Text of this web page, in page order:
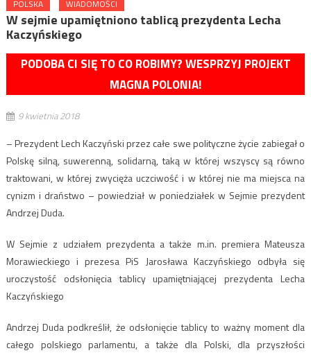
POLSKA WIADOMOŚCI
W sejmie upamiętniono tablicą prezydenta Lecha
Kaczyńskiego
PODOBA CI SIĘ TO CO ROBIMY? WESPRZYJ PROJEKT
MAGNA POLONIA!
9 kwietnia 2018
– Prezydent Lech Kaczyński przez całe swe polityczne życie zabiegał o
Polskę silną, suwerenną, solidarną, taką w której wszyscy są równo
traktowani, w której zwycięża uczciwość i w której nie ma miejsca na
cynizm i draństwo – powiedział w poniedziałek w Sejmie prezydent
Andrzej Duda.
W Sejmie z udziałem prezydenta a także m.in. premiera Mateusza
Morawieckiego i prezesa PiS Jarosława Kaczyńskiego odbyła się
uroczystość odsłonięcia tablicy upamiętniającej prezydenta Lecha
Kaczyńskiego
Andrzej Duda podkreślił, że odsłonięcie tablicy to ważny moment dla
całego polskiego parlamentu, a także dla Polski, dla przyszłości